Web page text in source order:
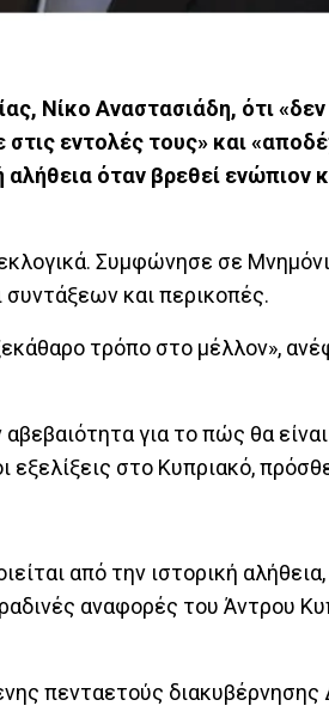
Νίκο Αναστασιάδη, ότι
εντολές τους» και
όταν βρεθεί ενώπιον
Συμφώνησε σε
συντάξεων και περικοπές.
τρόπο στο μέλλον»,
για το πώς θα
εξελίξεις στο Κυπριακό,
από την ιστορική
αναφορές του Άντρου
πενταετούς διακυβέρνησης